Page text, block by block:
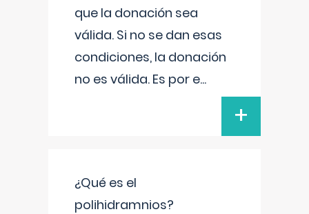
que la donación sea
válida. Si no se dan esas
condiciones, la donación
no es válida. Es por e...
+
¿Qué es el
polihidramnios?